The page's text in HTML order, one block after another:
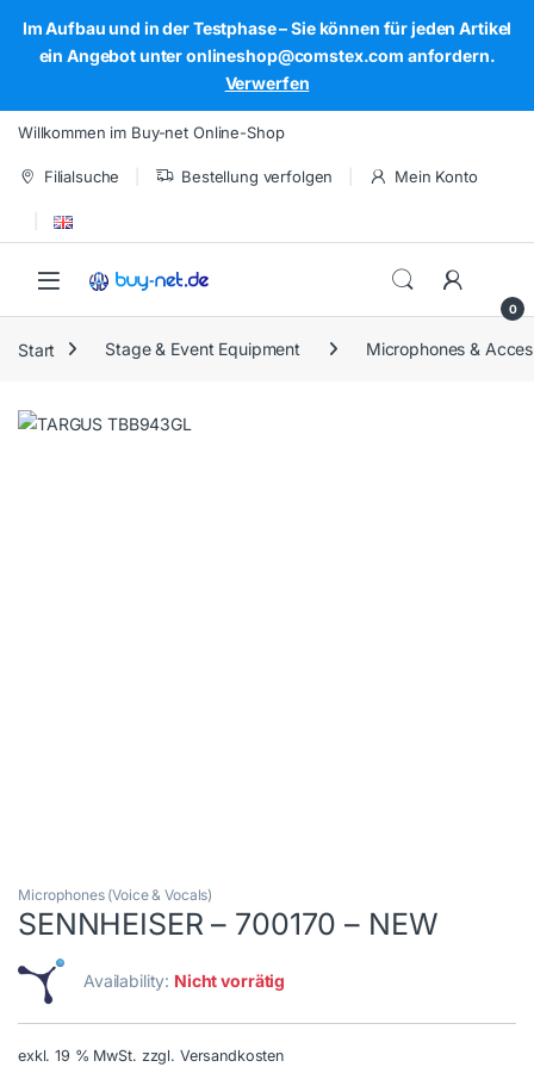
Im Aufbau und in der Testphase – Sie können für jeden Artikel
ein Angebot unter onlineshop@comstex.com anfordern.
Verwerfen
Skip to navigation
Skip to content
Willkommen im Buy-net Online-Shop
Filialsuche Bestellung verfolgen Mein Konto
Open
0
Start Stage & Event Equipment Microphones &
Microphones (Voice & Vocals)
SENNHEISER – 700170 – NEW
Availability: Nicht vorrätig
exkl. 19 % MwSt. zzgl. Versandkosten